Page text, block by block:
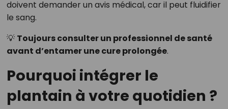
doivent demander un avis médical, car il peut fluidifier
le sang.
💡 Toujours consulter un professionnel de santé
avant d’entamer une cure prolongée.
Pourquoi intégrer le
plantain à votre quotidien ?